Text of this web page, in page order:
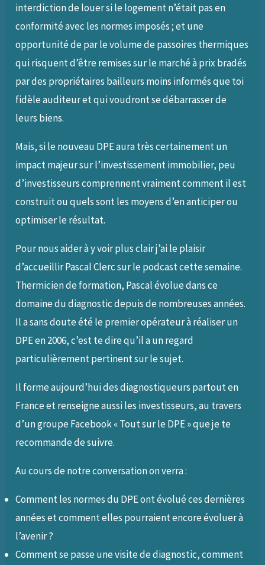
interdiction de louer si le logement n’était pas en
conformité avec les normes imposés ; et une
opportunité de par le volume de passoires thermiques
qui risquent d’être remises sur le marché à prix bradés
par des propriétaires bailleurs moins informés que toi
fidèle auditeur et qui voudront se débarrasser de
leurs biens.
Mais, si le nouveau DPE aura très certainement un
impact majeur sur l’investissement immobilier, peu
d’investisseurs comprennent vraiment comment il est
construit ou quels sont les moyens d’en anticiper ou
optimiser le résultat.
Pour nous aider à y voir plus clair j’ai le plaisir
d’accueillir Pascal Clerc sur le podcast cette semaine.
Thermicien de formation, Pascal évolue dans ce
domaine du diagnostic depuis de nombreuses années.
Il a sans doute été le premier opérateur à réaliser un
DPE en 2006, c’est te dire qu’il a un regard
particulièrement pertinent sur le sujet.
Il forme aujourd’hui des diagnostiqueurs partout en
France et renseigne aussi les investisseurs, au travers
d’un groupe Facebook « Tout sur le DPE » que je te
recommande de suivre.
Au cours de notre conversation on verra :
Comment les normes du DPE ont évolué ces dernières
années et comment elles pourraient encore évoluer à
l’avenir ?
Comment se passe une visite de diagnostic, comment